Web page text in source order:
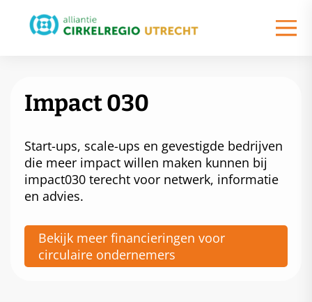
Impact 030
Start-ups, scale-ups en gevestigde bedrijven
die meer impact willen maken kunnen bij
impact030 terecht voor netwerk, informatie
en advies.
Bekijk meer financieringen voor
circulaire ondernemers